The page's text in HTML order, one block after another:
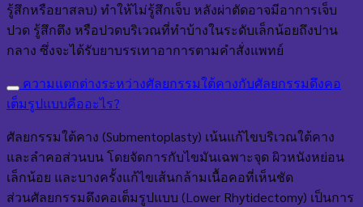
รู้สึกหรือยาสลบ) ทำให้ไม่รู้สึกเจ็บ หลังผ่าตัดอาจมีอาการเจ็บ
ปวด รู้สึกตึง หรือปวดบริเวณที่ทำบ้างในระดับเล็กน้อยถึงปาน
กลาง ซึ่งจะได้รับยาบรรเทาอาการตามคำสั่งแพทย์
ความแตกต่างระหว่างศัลยกรรมใต้คางกับศัลยกรรมดึงคอ
เต็มรูปแบบคืออะไร?
ศัลยกรรมใต้คาง (Submentoplasty) เน้นแก้ไขบริเวณใต้คาง
และลำคอส่วนบน โดยจัดการกับไขมันเฉพาะจุด ผิวหนังหย่อน
เล็กน้อย และบางครั้งแก้ไขเส้นกล้ามเนื้อคอที่เห็นชัด
ส่วนศัลยกรรมดึงคอเต็มรูปแบบ (Lower Rhytidectomy) เป็นการ